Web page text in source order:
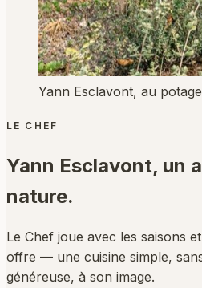
Yann Esclavont, au
LE CHEF
Yann Esclavont, un
nature.
Le Chef joue avec les saisons
offre — une cuisine simple,
généreuse, à son image.